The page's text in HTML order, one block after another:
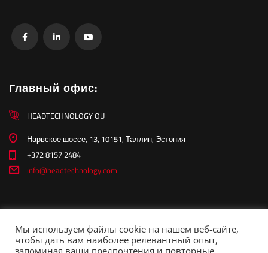
Главный офис:
HEADTECHNOLOGY OU
Нарвское шоссе, 13, 10151, Таллин, Эстония
+372 8157 2484
info@headtechnology.com
Контакты
Мы используем файлы cookie на нашем веб-сайте,
чтобы дать вам наиболее релевантный опыт,
запоминая ваши предпочтения и повторные